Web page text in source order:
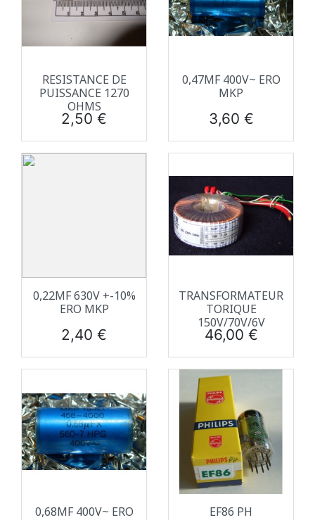
RESISTANCE DE
PUISSANCE 1270
OHMS
Prix
2,50 €
0,47ΜF 400V~ ERO
MKP
Prix
3,60 €
0,22ΜF 630V +-10%
ERO MKP
Prix
2,40 €
TRANSFORMATEUR
TORIQUE
150V/70V/6V
Prix
46,00 €
0,68ΜF 400V~ ERO
EF86 PH